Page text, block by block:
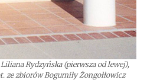
Liliana Rydzyńska (pierwsza od lewej),
ze zbiorów Bogumiły Żongołłowicz